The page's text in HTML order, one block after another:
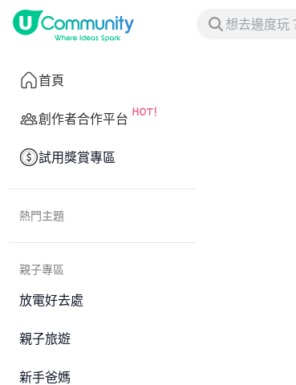
首頁
創作者合作平台
試用獎賞專區
熱門主題
親子專區
放電好去處
親子旅遊
新手爸媽